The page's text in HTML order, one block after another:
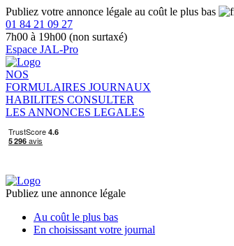
Publiez votre annonce légale au coût le plus bas
01 84 21 09 27
7h00 à 19h00 (non surtaxé)
Espace JAL-Pro
NOS
FORMULAIRES JOURNAUX
HABILITES CONSULTER
LES ANNONCES LEGALES
Publiez une annonce légale
Au coût le plus bas
En choisissant votre journal